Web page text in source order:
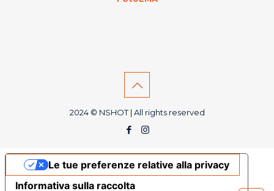
2024 © NSHOT | All rights reserved
Informativa sulla raccolta
Le tue preferenze relative alla privacy